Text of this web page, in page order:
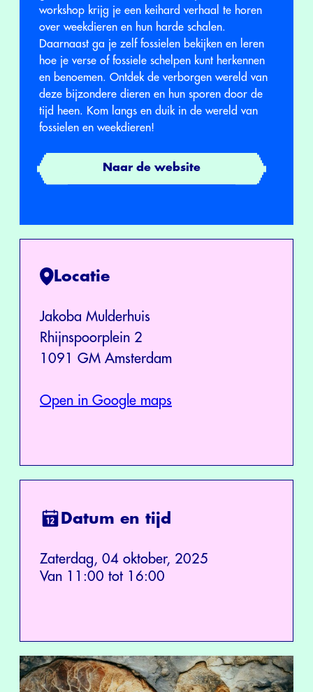
workshop krijg je een keihard verhaal te horen
over weekdieren en hun harde schalen.
Daarnaast ga je zelf fossielen bekijken en leren
hoe je verse of fossiele schelpen kunt herkennen
en benoemen. Ontdek de verborgen wereld van
deze bijzondere dieren en hun sporen door de
tijd heen. Kom langs en duik in de wereld van
fossielen en weekdieren!
Naar de website
Locatie
Jakoba Mulderhuis
Rhijnspoorplein 2
1091 GM Amsterdam
Open in Google maps
Datum en tijd
Zaterdag, 04 oktober, 2025
Van 11:00 tot 16:00